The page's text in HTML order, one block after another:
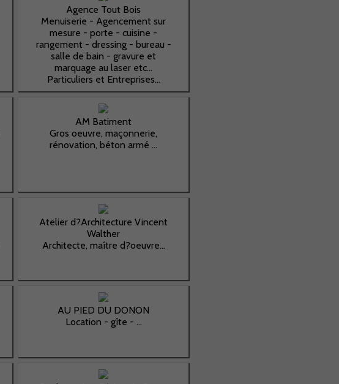
Agence Tout Bois
Menuiserie - Agencement sur
mesure - porte - cuisine -
rangement - dressing - bureau -
salle de bain - gravure et
marquage au laser etc...
Particuliers et Entreprises...
AM Batiment
Gros oeuvre, maçonnerie,
rénovation, béton armé ...
Atelier d?Architecture Vincent
Walther
Architecte, maître d?oeuvre...
AU PIED DU DONON
Location - gîte - ...